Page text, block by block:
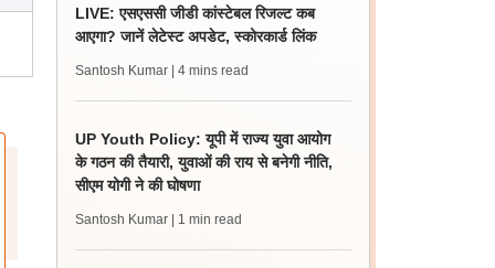
LIVE: एसएससी जीडी कांस्टेबल रिजल्ट कब
आएगा? जानें लेटेस्ट अपडेट, स्कोरकार्ड लिंक
Santosh Kumar | 4 mins read
UP Youth Policy: यूपी में राज्य युवा आयोग
के गठन की तैयारी, युवाओं की राय से बनेगी नीति,
सीएम योगी ने की घोषणा
Santosh Kumar | 1 min read